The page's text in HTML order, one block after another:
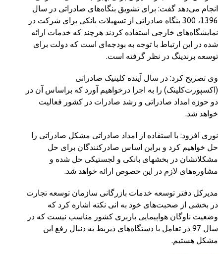
انجام می‌دهد گفت: برای تشویق بنگاه‌های صادراتی در سال
1396، 300 بنگاه صادراتی از تسهیلات بانکی برای شرکت در
نمایشگاه‌های خارجی استفاده کردند هرچند که خدمات ارائه
شده در این ارتباط با توجه به بودجه‌ای است که دولت برای
توسعه برندینگ در نظر گرفته است.
وی تصریح کرد: در سال آینده کلینیک صادراتی
(اکسپورت‌کلینک) را به اجرا درخواهیم آورد که براساس آن در
دو حوزه امداد صادراتی و رشد صادرات در کشور فعالیت
خواهد شد.
نوری افزود: با استفاده از امداد صادراتی مشکل صادراتی را
حل خواهیم کرد و براین اساس صادرکنندگان برای حل
مشکلاتشان در بخشهای بانکی و لجستیکی حل شده و
مشاوره‌های لازم در این خصوص ارائه خواهد شد.
مدیرکل دفتر توسعه خدمات بازرگانی سازمان توسعه تجارت
در بخشی از صحبت‌های خود به انی نکته اشاره کرد که
وضعیت ناوگان هواپیمایی باربری کشور مناسب نیست که در
سال 97 در تعامل با دستگاه‌های ذیربط به دنبال رفع این
مشکل هستیم.